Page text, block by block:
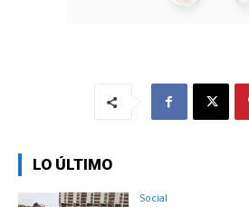
LO ÚLTIMO
Social